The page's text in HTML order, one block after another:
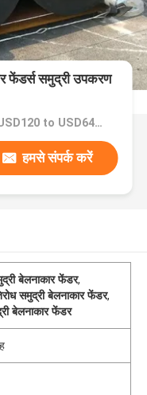
फेंडर्स समुद्री उपकरण
मूल्य：USD120 to USD640 Per Piece
हमसे संपर्क करें
बेलनाकार फेंडर,
समुद्री बेलनाकार फेंडर,
बेलनाकार फेंडर